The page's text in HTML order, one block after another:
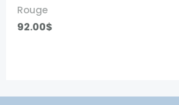
Rouge
92.00$